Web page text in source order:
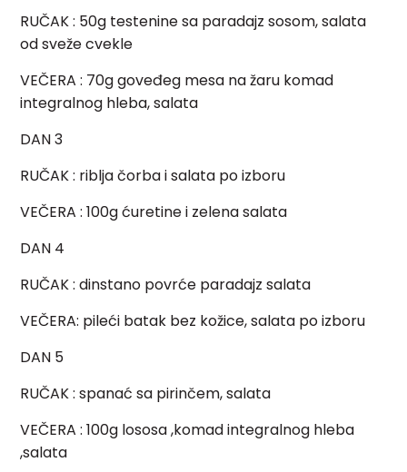
RUČAK: 50g testenine sa paradajz sosom, salata
od sveže cvekle
VEČERA : 70g goveđeg mesa na žaru komad
integralnog hleba, salata
DAN 3
RUČAK: riblja čorba i salata po izboru
VEČERA: 100g ćuretine i zelena salata
DAN 4
RUČAK: dinstano povrće paradajz salata
VEČERA: pileći batak bez kožice, salata po izboru
DAN 5
RUČAK: spanać sa pirinčem, salata
VEČERA : 100g lososa ,komad integralnog hleba
,salata